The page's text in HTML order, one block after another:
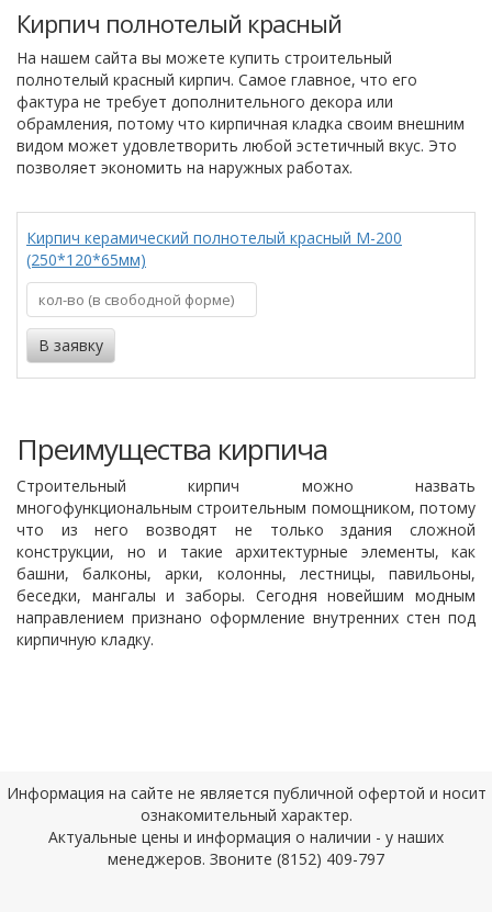
Кирпич полнотелый красный
На нашем сайта вы можете купить строительный
полнотелый красный кирпич. Самое главное, что его
фактура не требует дополнительного декора или
обрамления, потому что кирпичная кладка своим внешним
видом может удовлетворить любой эстетичный вкус. Это
позволяет экономить на наружных работах.
Кирпич керамический полнотелый красный М-200
(250*120*65мм)
Преимущества кирпича
Строительный кирпич можно назвать
многофункциональным строительным помощником, потому
что из него возводят не только здания сложной
конструкции, но и такие архитектурные элементы, как
башни, балконы, арки, колонны, лестницы, павильоны,
беседки, мангалы и заборы. Сегодня новейшим модным
направлением признано оформление внутренних стен под
кирпичную кладку.
Информация на сайте не является публичной офертой и носит
ознакомительный характер.
Актуальные цены и информация о наличии - у наших
менеджеров. Звоните (8152) 409-797